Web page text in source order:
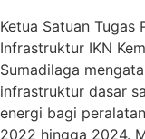
Ketua Satuan Tugas
Infrastruktur IKN
Sumadilaga
infrastruktur dasar
energi bagi
2022 hingga 2024.